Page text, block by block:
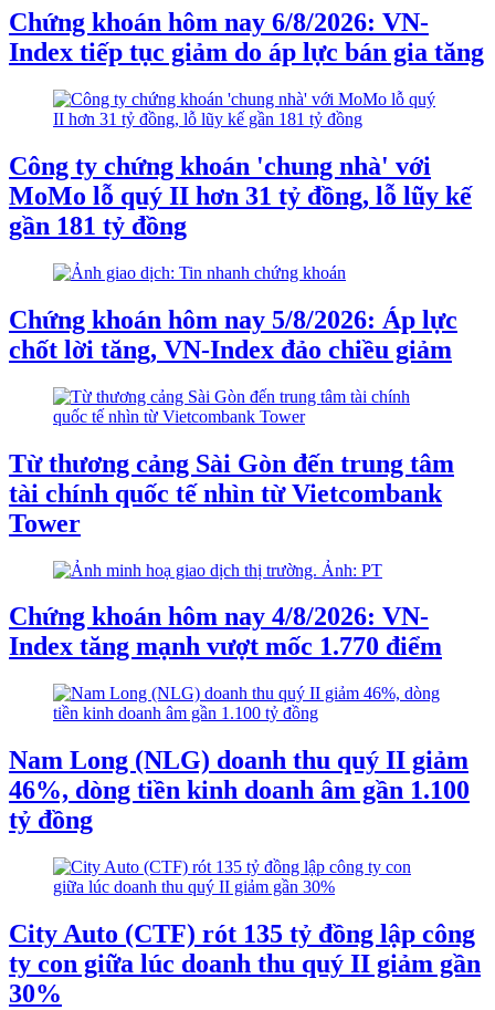
Chứng khoán hôm nay 6/8/2026: VN-
Index tiếp tục giảm do áp lực bán gia tăng
Công ty chứng khoán 'chung nhà' với
MoMo lỗ quý II hơn 31 tỷ đồng, lỗ lũy kế
gần 181 tỷ đồng
Chứng khoán hôm nay 5/8/2026: Áp lực
chốt lời tăng, VN-Index đảo chiều giảm
Từ thương cảng Sài Gòn đến trung tâm
tài chính quốc tế nhìn từ Vietcombank
Tower
Chứng khoán hôm nay 4/8/2026: VN-
Index tăng mạnh vượt mốc 1.770 điểm
Nam Long (NLG) doanh thu quý II giảm
46%, dòng tiền kinh doanh âm gần 1.100
tỷ đồng
City Auto (CTF) rót 135 tỷ đồng lập công
ty con giữa lúc doanh thu quý II giảm gần
30%